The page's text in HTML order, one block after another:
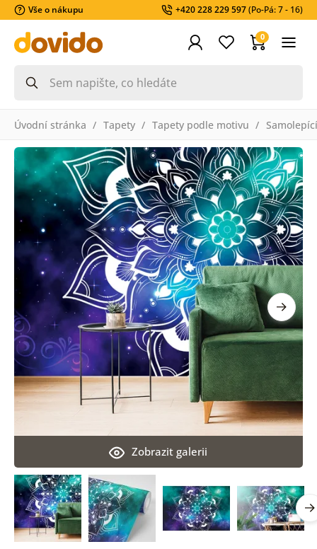
Vše o nákupu +420 228 229 597(Po-Pá: 7 - 16)
0
Úvodní stránka Tapety Tapety podle motivu
Zobrazit galerii